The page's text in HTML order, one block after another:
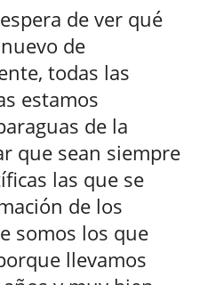
de ver qué
de
todas las
estamos
de la
que sean siempre
las que se
de los
somos los que
llevamos